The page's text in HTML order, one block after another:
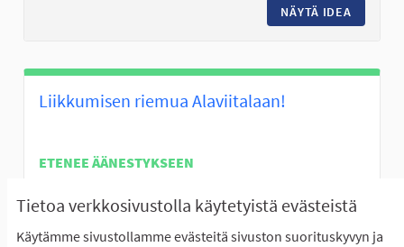
Tietoa verkkosivustolla käytetyistä evästeistä
Käytämme sivustollamme evästeitä sivuston suorituskyvyn ja
NÄYTÄ IDEA
Liikkumisen riemua Alaviitalaan!
ETENEE ÄÄNESTYKSEEN
pohtimaan erilaisia lasten ja nuorten...
Rajaa tulokset teeman mukaan: Eteläinen Seinäjoki
Eteläinen Seinäjoki